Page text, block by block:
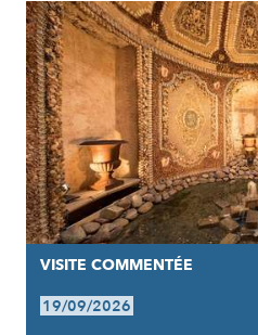
VISITE COMMENTÉE
19/09/2026